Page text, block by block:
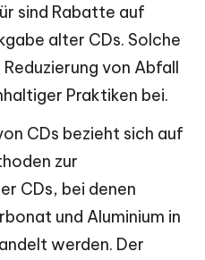
sind Rabatte auf
alter CDs. Solche
von Abfall
Praktiken bei.
CDs bezieht sich auf
zur
CDs, bei denen
und Aluminium in
werden. Der